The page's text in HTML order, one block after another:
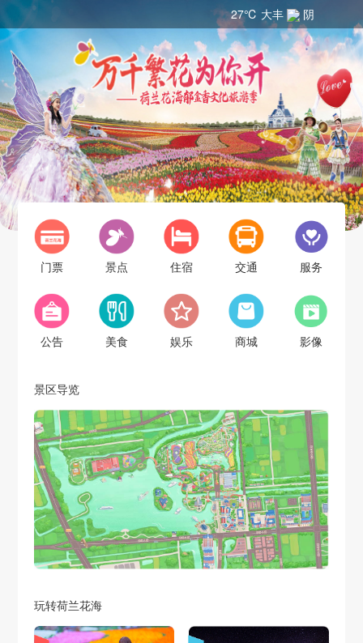
27℃ 大丰 阴
门票 景点 住宿 交通 服务
公告 美食 娱乐 商城 影像
景区导览
玩转荷兰花海